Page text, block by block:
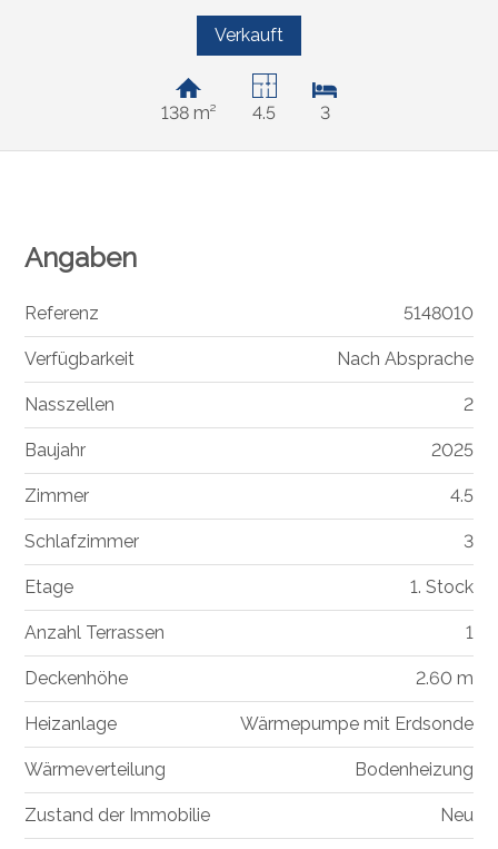
Verkauft
138 m² 4.5 3
Angaben
Referenz 5148010
Verfügbarkeit Nach Absprache
Nasszellen 2
Baujahr 2025
Zimmer 4.5
Schlafzimmer 3
Etage 1. Stock
Anzahl Terrassen 1
Deckenhöhe 2.60 m
Heizanlage Wärmepumpe mit Erdsonde
Wärmeverteilung Bodenheizung
Zustand der Immobilie Neu